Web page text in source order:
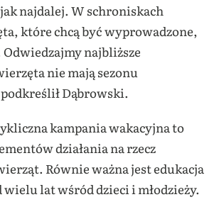
najdalej. W schroniskach
które chcą być wyprowadzone,
najbliższe
nie mają sezonu
Dąbrowski.
kampania wakacyjna to
działania na rzecz
Równie ważna jest edukacja
lat wśród dzieci i młodzieży.